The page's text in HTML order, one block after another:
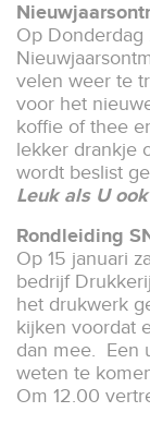
Op
velen weer te
voor het
koffie of thee
lekker drankje
wordt beslist
Leuk als U
Rondleiding
Op 15 januari
bedrijf
het drukwerk
kijken voordat
dan mee. Een
weten te
Om 12.00